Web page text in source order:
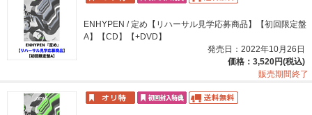
ENHYPEN / 定め【リハーサル見学応募商品】【初回限定盤
A】【CD】【+DVD】
発売日：2022年10月26日
価格：3,520円(税込)
販売期間終了